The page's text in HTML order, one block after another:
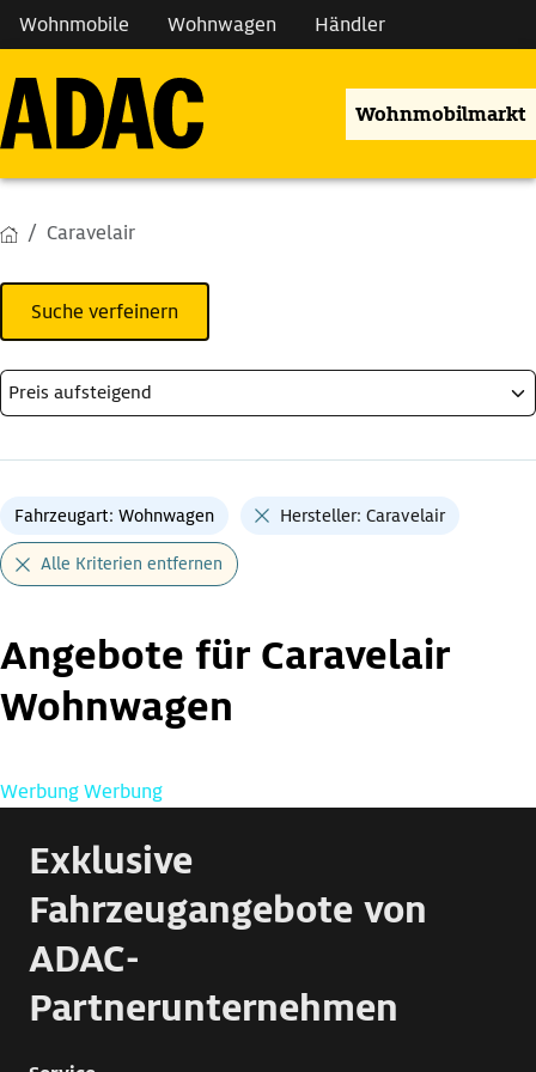
Wohnmobile Wohnwagen Händler
Wohnmobilmarkt
Caravelair
Suche verfeinern
Fahrzeugart: Wohnwagen Hersteller: Caravelair
Alle Kriterien entfernen
Angebote für Caravelair
Wohnwagen
WerbungWerbung
Exklusive
Fahrzeugangebote von
ADAC-
Partnerunternehmen